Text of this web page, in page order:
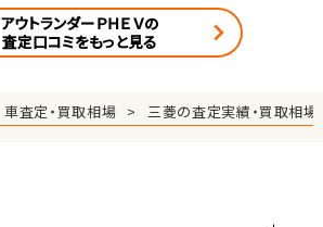
アウトランダーＰＨＥＶの
査定口コミをもっと見る
車査定・買取相場 三菱の査定実績・買取相場